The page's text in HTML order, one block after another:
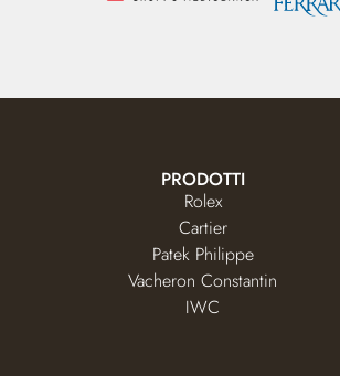
PRODOTTI
Rolex
Cartier
Patek Philippe
Vacheron Constantin
IWC